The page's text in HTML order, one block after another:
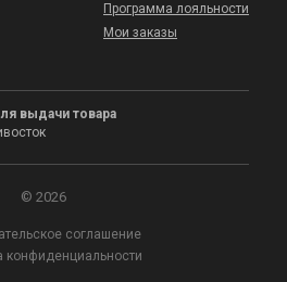
Программа лояльности
Мои заказы
выдачи товара
© 2026
соглашение
конфиденциальности